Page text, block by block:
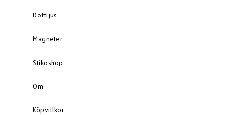
Doftljus
Magneter
Stikoshop
Om
Köpvillkor